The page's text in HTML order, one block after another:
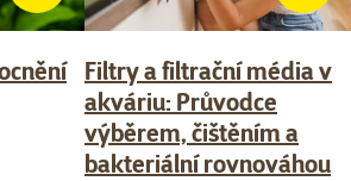
Filtry a filtrační média v
akváriu: Průvodce
výběrem, čištěním a
bakteriální rovnováhou